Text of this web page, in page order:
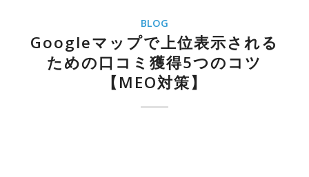
BLOG
Googleマップで上位表示される
ための口コミ獲得5つのコツ
【MEO対策】